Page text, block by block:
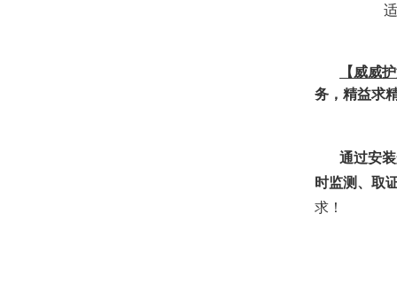
【威威
务，精益求
通过安
时监测、取
求！